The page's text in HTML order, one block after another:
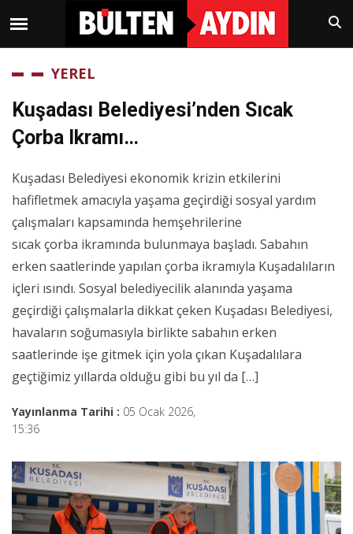
YEREL
Kuşadası Belediyesi’nden Sıcak
Çorba Ikramı…
Kuşadası Belediyesi ekonomik krizin etkilerini
hafifletmek amacıyla yaşama geçirdiği sosyal yardım
çalışmaları kapsamında hemşehrilerine
sıcak çorba ikramında bulunmaya başladı. Sabahın
erken saatlerinde yapılan çorba ikramıyla Kuşadalıların
içleri ısındı. Sosyal belediyecilik alanında yaşama
geçirdiği çalışmalarla dikkat çeken Kuşadası Belediyesi,
havaların soğumasıyla birlikte sabahın erken
saatlerinde işe gitmek için yola çıkan Kuşadalılara
geçtiğimiz yıllarda olduğu gibi bu yıl da […]
Yayınlanma Tarihi : 05 Ocak 2026,
15:36